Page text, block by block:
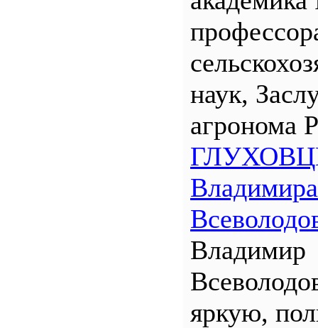
наук,
агронома
Владимира
Владимир
яркую,